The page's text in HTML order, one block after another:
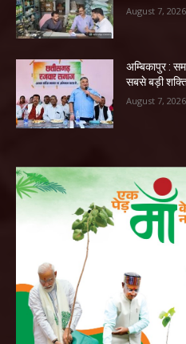
August 7, 2026
अम्बिकापुर :
सबसे बड़ी
August 7, 2026